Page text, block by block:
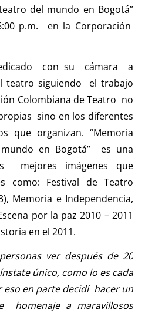
del mundo en Bogotá”
p.m. en la Corporación
con su cámara a
teatro siguiendo el trabajo
Colombiana de Teatro no
sino en los diferentes
que organizan. “Memoria
en Bogotá” es una
imágenes que
como: Festival de Teatro
Memoria e Independencia,
por la paz 2010 – 2011
en el 2011.
ver después de 20
único, como lo es cada
eso en parte decidí hacer un
homenaje a maravillosos